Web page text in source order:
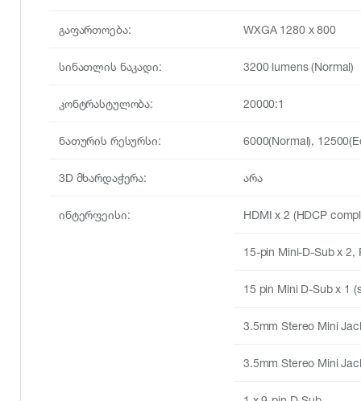
გაფართოება: WXGA 1280 x 800
სინათლის ნაკადი: 3200 lumens (Normal)
კონტრასტულობა: 20000:1
ნათურის რესურსი: 6000(Normal),
3D მხარდაჭერა: არა
ინტერფეისი: HDMI x 2 (HDCP
15-pin Mini-D-Sub x 2,
15 pin Mini D-Sub x 1
3.5mm Stereo Mini
3.5mm Stereo Mini